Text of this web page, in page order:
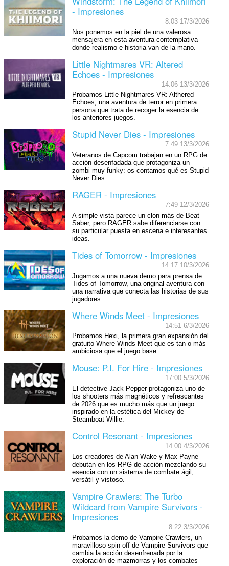
- Impresiones
8:03 17/3/2026
Nos ponemos en la piel de una valerosa
mensajera en esta aventura contemplativa
donde realismo e historia van de la mano.
Little Nightmares VR: Altered
Echoes - Impresiones
14:06 13/3/2026
Probamos Little Nightmares VR: Althered
Echoes, una aventura de terror en primera
persona que trata de recoger la esencia de
los anteriores juegos.
Stupid Never Dies - Impresiones
7:49 13/3/2026
Veteranos de Capcom trabajan en un RPG de
acción desenfadada que protagoniza un
zombi muy funky: os contamos qué es Stupid
Never Dies.
RAGER - Impresiones
7:49 12/3/2026
A simple vista parece un clon más de Beat
Saber, pero RAGER sabe diferenciarse con
su particular puesta en escena e interesantes
ideas.
Tides of Tomorrow - Impresiones
14:17 10/3/2026
Jugamos a una nueva demo para prensa de
Tides of Tomorrow, una original aventura con
una narrativa que conecta las historias de sus
jugadores.
Where Winds Meet - Impresiones
14:51 6/3/2026
Probamos Hexi, la primera gran expansión del
gratuito Where Winds Meet que es tan o más
ambiciosa que el juego base.
Mouse: P.I. For Hire - Impresiones
17:00 5/3/2026
El detective Jack Pepper protagoniza uno de
los shooters más magnéticos y refrescantes
de 2026 que es mucho más que un juego
inspirado en la estética del Mickey de
Steamboat Willie.
Control Resonant - Impresiones
14:00 4/3/2026
Los creadores de Alan Wake y Max Payne
debutan en los RPG de acción mezclando su
esencia con un sistema de combate ágil,
versátil y vistoso.
Vampire Crawlers: The Turbo
Wildcard from Vampire Survivors -
Impresiones
8:22 3/3/2026
Probamos la demo de Vampire Crawlers, un
maravilloso spin-off de Vampire Survivors que
cambia la acción desenfrenada por la
exploración de mazmorras y los combates